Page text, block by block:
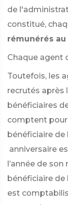
de
constitué,
rémunérés
Chaque agent
Toutefois, les
recrutés après
bénéficiaires
comptent pour
bénéficiaire de
anniversaire
l’année de
bénéficiaire de
est